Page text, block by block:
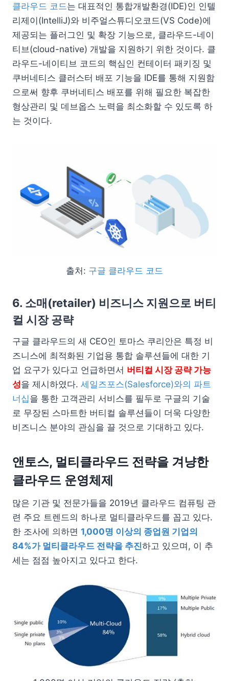
클라우드 코드는 대표적인 통합개발환경(IDE)인 인텔
리제이(IntelliJ)와 비주얼스튜디오코드(VS Code)에
제공되는 플러그인 및 확장 기능으로, 클라우드-네이
티브(cloud-native) 개발을 지원하기 위한 것이다. 클
라우드-네이티브 코드의 핵심인 컨테이터 패키징 및
쿠버네티스 클러스터 배포 기능을 IDE를 통해 지원함
으로써 향후 쿠버네티스 배포를 위해 필요한 복잡한
형상관리 및 데브옵스 노력을 최소화할 수 있도록 하
는 것이다.
출처: 구글 클라우드 코드
6. 소매(retailer) 비즈니스 지원으로 버티
컬 시장 공략
구글 클라우드의 새 CEO인 토마스 쿠리안은 특정 비
즈니스에 최적화된 기업용 통합 솔루션들에 대한 기
업 요구가 있다고 언급하면서 버티컬 시장 공략 가능
성을 제시하였다. 세일즈포스(Salesforce)와의 파트
너십을 통한 고객관리 서비스를 필두로 구글의 기술
로 무장된 스마트한 버티컬 솔루션들이 더욱 다양한
비즈니스 분야의 관심을 끌 것으로 기대하고 있다.
앤토스, 멀티클라우드 전략을 겨냥한
클라우드 운영체제
많은 기관 및 전문가들을 2019년 클라우드 컴퓨팅 관
련 주요 트렌드의 하나로 멀티클라우드를 꼽고 있다.
한 조사에 의하면 1,000명 이상의 종업원 기업의
84%가 멀티클라우드 전략을 추진하고 있으며, 이 추
세는 점점 높아지고 있다고 한다.